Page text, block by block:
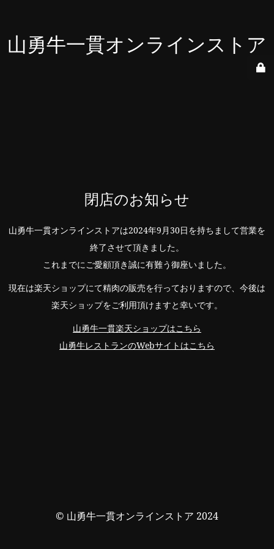
山勇牛一貫オンラインストア
閉店のお知らせ
山勇牛一貫オンラインストアは2024年9月30日を持ちまして営業を
終了させて頂きました。
これまでにご愛顧頂き誠に有難う御座いました。
現在は楽天ショップにて精肉の販売を行っておりますので、今後は
楽天ショップをご利用頂けますと幸いです。
山勇牛一貫楽天ショップはこちら
山勇牛レストランのWebサイトはこちら
© 山勇牛一貫オンラインストア 2024